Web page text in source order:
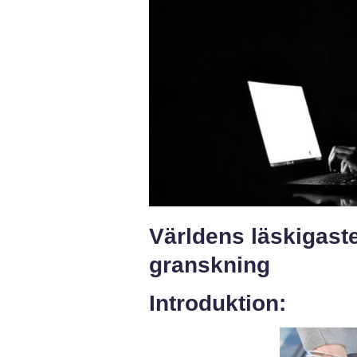
Världens
granskning
Introduktion: